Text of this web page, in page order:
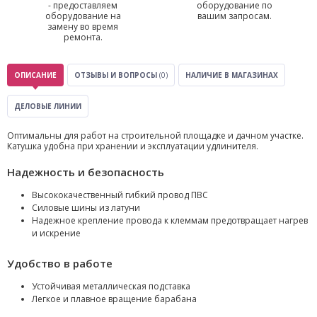
- предоставляем
оборудование на
замену во время
ремонта.
оборудование по
вашим запросам.
ОПИСАНИЕ ОТЗЫВЫ И ВОПРОСЫ (0) НАЛИЧИЕ В МАГАЗИНАХ
ДЕЛОВЫЕ ЛИНИИ
Оптимальны для работ на строительной площадке и дачном участке.
Катушка удобна при хранении и эксплуатации удлинителя.
Надежность и безопасность
Высококачественный гибкий провод ПВС
Силовые шины из латуни
Надежное крепление провода к клеммам предотвращает нагрев
и искрение
Удобство в работе
Устойчивая металлическая подставка
Легкое и плавное вращение барабана